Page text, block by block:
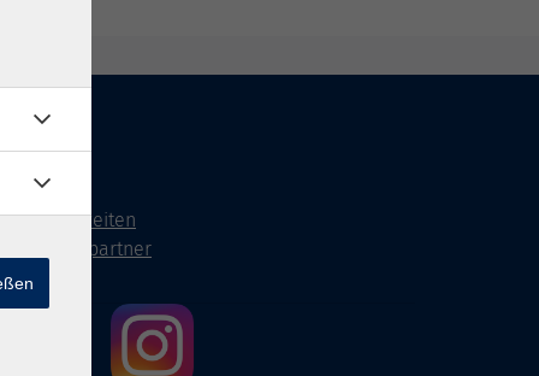
Kontakt
Öffnungszeiten
Ansprechpartner